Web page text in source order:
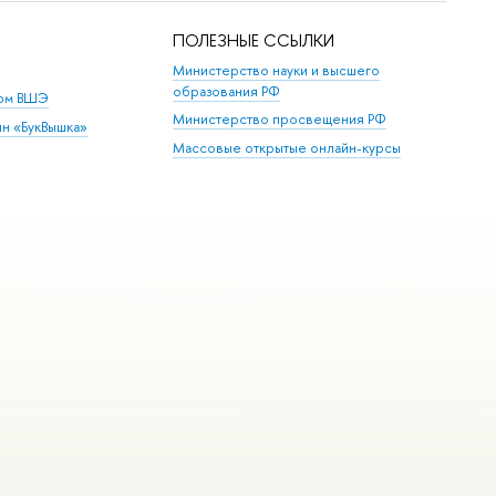
ВШЭ
«БукВышка»
ПОЛЕЗНЫЕ ССЫЛКИ
Министерство науки и высшего
образования РФ
Министерство просвещения РФ
Массовые открытые онлайн-курсы